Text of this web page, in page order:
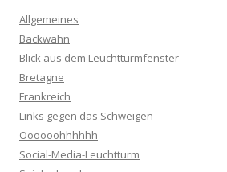
Allgemeines
Backwahn
Blick aus dem Leuchtturmfenster
Bretagne
Frankreich
Links gegen das Schweigen
Oooooohhhhhh
Social-Media-Leuchtturm